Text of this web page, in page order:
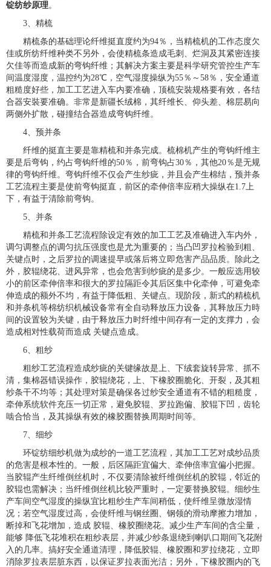
锭纺纱原理。
3、精梳
精梳条的基础理论纤维挺直度约为94％，当精梳机的工作态度欠
佳或所纺纤维种类不另外，会使精梳条造成毛刺、烂洞及其紧密连接
欠佳等而造成新的弯钩纤维；其解决方案主要是科学研究管控生产车
间温度湿度，温控约为28℃，空气湿度操纵为55％～58％，安全通道
粗糙度好些，加工工艺进入车内要准确，顶梳安裝规格要有效，各结
合器安裝要准确。非常是新疆长绒棉，其纤维长、仰头差、棉层易向
两侧外扩散，碰撞结合器造成弯钩纤维。
4、预并条
纤维的挺直主要是靠精梳和并条完成。梳棉机产生的弯钩纤维主
要是后弯钩，约占弯钩纤维的50％，前弯钩占30％，其他20％是无规
律的弯钩纤维。弯钩纤维不仅会产生纱疵，并且会产生棉结，预并条
工艺流程主要是使前弯钩挺直，前区的牵伸倍率应稍大操纵在1.7上
下，有益于清除前弯钩。
5、并条
精梳和并条工艺流程除设定有效的加工工艺及准确进入车内外，
调匀调整点的调匀抗压强度也是尤为重要的；当凸凹罗拉检验到粗、
关键点时，之后罗拉的调速提早或落后将立即危害产品品质。除此之
外，胶辊绕花、进风异常，也会危害到纱疵的是多少。一般应选用较
小的前区牵伸倍率和很大的罗拉隔距令其后区集中化牵伸，可避免牵
伸造成的额外不均，有益于降低粗、关键点。现阶段，新式的精梳机
和并条机等棉纺织机械设备常有全自动释放压力设备，其释放压力時
间的设置较为关键，由于释放压力时纤维中间存有一定的支撑力，会
造成相对性载荷而造成 关键点造成。
6、粗纱
粗纱工艺流程造成纱疵的关键缘故是上、下绒套旋转异常、抓不
清，集棉器错误操作，胶辊绕花，上、下橡胶圈脆化、开裂，及其粗
纱条干不均等；其处理对策是确保各过纱安全通道有不错的粗糙度，
牵伸系统软件充压一切正常，避免胶辊、罗拉跑偏、胶辊下凹，齿轮
啮合恰当，及其操纵有效的橡胶圈替换周期时间等。
7、细纱
环锭纺细纱机做为成纱的一道工艺流程，其加工工艺对成纱品质
的危害是根本性的。一般，后区隔距宜偏大、牵伸倍率宜偏小把握。
当胶辊产生纤维倒丝机时，不仅要清除被纤维倒丝机的胶辊，邻近的
胶辊也需解决；当纤维倒丝机比较严重时，一定要替换胶辊。细纱生
产车间空气湿度的操纵宜比粗纱生产车间稍低，使纤维呈微放湿情
况；若空气湿度过高，会使纤维与钢丝圈、钢领的滑动摩擦力增加，
断掉和飞花增加，造成 胶辊、橡胶圈绕花。减少生产车间的含尘量，
能够 降低飞花堆积在粗纱表层，并减少纱条退绕到喇叭口期间飞花附
入的几率。搞好安全通道清理，降低胶辊、橡胶圈和罗拉绕花，立即
消除罗拉表层脏东西，以保证罗拉表面光洁；另外，下橡胶圈内的飞